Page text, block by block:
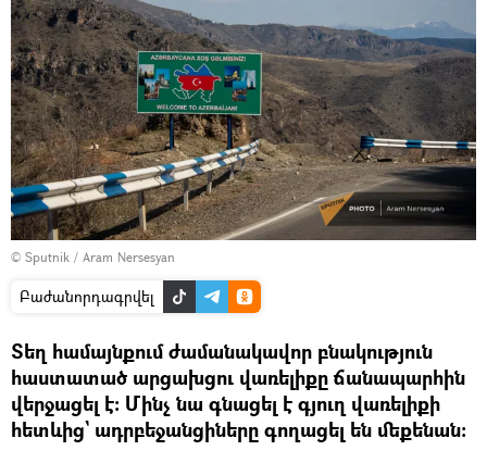
© Sputnik / Aram Nersesyan
Բաժանորդագրվել
Տեղ համայնքում ժամանակավոր բնակություն
հաստատած արցախցու վառելիքը ճանապարհին
վերջացել է։ Մինչ նա գնացել է գյուղ վառելիքի
հետևից` ադրբեջանցիները գողացել են մեքենան։